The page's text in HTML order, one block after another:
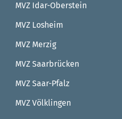
MVZ Idar-Oberstein
MVZ Losheim
MVZ Merzig
MVZ Saarbrücken
MVZ Saar-Pfalz
MVZ Völklingen